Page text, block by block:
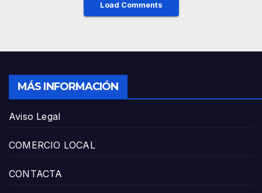
Load Comments
MÁS INFORMACIÓN
Aviso Legal
COMERCIO LOCAL
CONTACTA